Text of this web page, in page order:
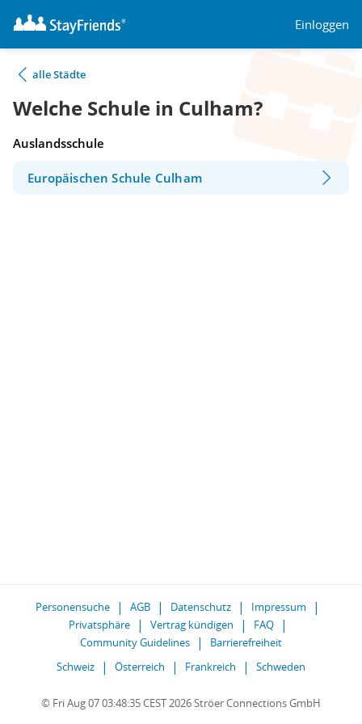
Einloggen
alle Städte
Welche Schule in Culham?
Auslandsschule
Europäischen Schule Culham
Personensuche AGB Datenschutz
Impressum
Privatsphäre
Vertrag kündigen
FAQ
Community Guidelines
Barrierefreiheit
Schweiz
Österreich Frankreich Schweden
© Fri Aug 07 03:48:35 CEST 2026 Ströer Connections GmbH